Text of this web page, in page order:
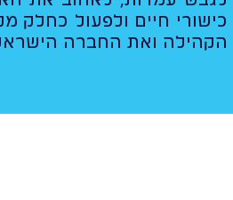
כישורי חיים ולפעול
הקהילה ואת החברה